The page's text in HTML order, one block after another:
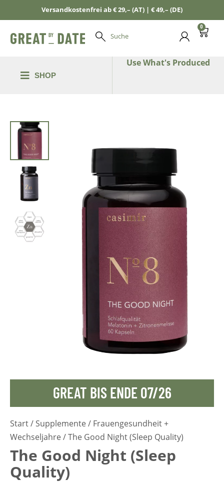
Versandkostenfrei ab € 29,– (AT) | € 49,– (DE)
Suche
0
SHOP
Use What's Produced
GREAT BIS ENDE 07/26
Start/ Supplemente / Frauengesundheit +
Wechseljahre / The Good Night (Sleep Quality)
The Good Night (Sleep
Quality)